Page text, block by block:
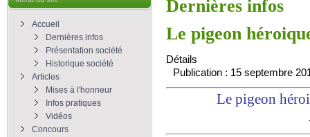
Accueil
Dernières infos
Présentation société
Historique société
Articles
Mises à l'honneur
Infos pratiques
Vidéos
Concours
Dernières infos
Le pigeon
Détails
Publication : 15 septembre
Le pigeon